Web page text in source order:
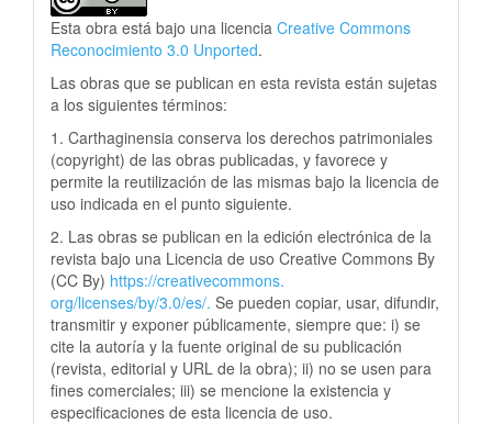
Esta obra está bajo una licencia Creative Commons
Reconocimiento 3.0 Unported.
Las obras que se publican en esta revista están sujetas
a los siguientes términos:
1. Carthaginensia conserva los derechos patrimoniales
(copyright) de las obras publicadas, y favorece y
permite la reutilización de las mismas bajo la licencia de
uso indicada en el punto siguiente.
2. Las obras se publican en la edición electrónica de la
revista bajo una Licencia de uso Creative Commons By
(CC By) https://creativecommons.
org/licenses/by/3.0/es/. Se pueden copiar, usar, difundir,
transmitir y exponer públicamente, siempre que: i) se
cite la autoría y la fuente original de su publicación
(revista, editorial y URL de la obra); ii) no se usen para
fines comerciales; iii) se mencione la existencia y
especificaciones de esta licencia de uso.